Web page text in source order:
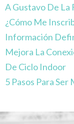
A Gustavo De La
¿Cómo Me
Información
Mejora La
De Ciclo Indoor
5 Pasos Para